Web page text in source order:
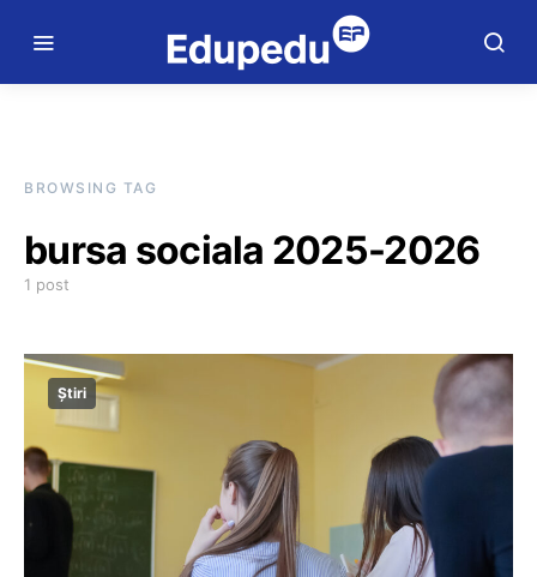
BROWSING TAG
bursa sociala 2025-2026
1 post
Știri